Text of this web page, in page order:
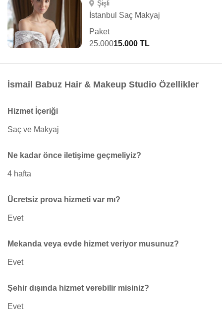
Şişli
İstanbul Saç Makyaj
Paket
25.00015.000 TL
İsmail Babuz Hair & Makeup Studio Özellikler
Hizmet İçeriği
Saç ve Makyaj
Ne kadar önce iletişime geçmeliyiz?
4 hafta
Ücretsiz prova hizmeti var mı?
Evet
Mekanda veya evde hizmet veriyor musunuz?
Evet
Şehir dışında hizmet verebilir misiniz?
Evet